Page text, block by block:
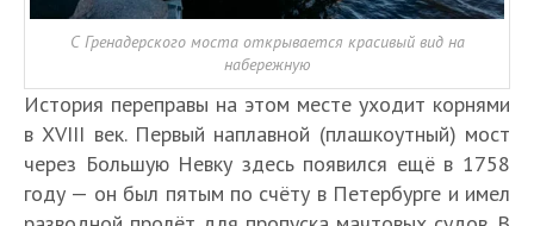
С Гренадерского моста открывается красивый вид на
набережную
История переправы на этом месте уходит корнями
в XVIII век. Первый наплавной (плашкоутный) мост
через Большую Невку здесь появился ещё в 1758
году — он был пятым по счёту в Петербурге и имел